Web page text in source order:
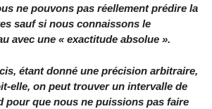
ne pouvons pas réellement prédire la
sauf si nous connaissons le
avec une « exactitude absolue ».
étant donné une précision arbitraire,
elle, on peut trouver un intervalle de
pour que nous ne puissions pas faire